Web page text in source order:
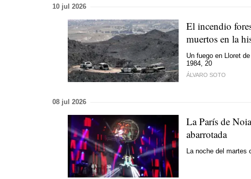
10 jul 2026
El incendio
muertos en la
Un fuego en Lloret
1984, 20
ÁLVARO SOTO
08 jul 2026
La París de
abarrotada
La noche del martes